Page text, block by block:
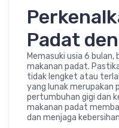
Padat
Memasuki usia 6
makanan padat.
tidak lengket atau
yang lunak merupakan
pertumbuhan gigi dan
makanan padat
dan menjaga